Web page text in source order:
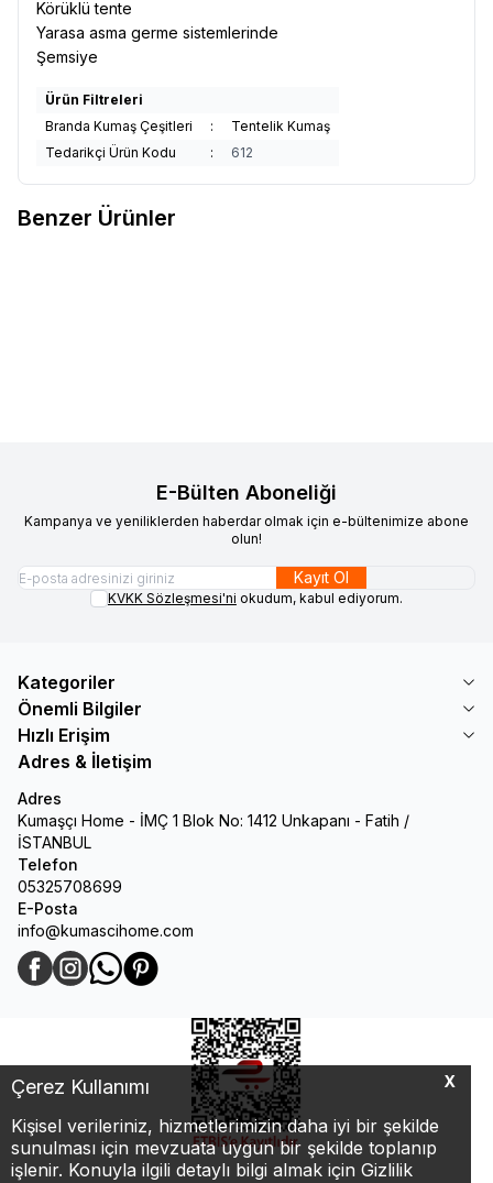
X
Çerez Kullanımı
Kişisel verileriniz, hizmetlerimizin daha iyi bir şekilde
sunulması için mevzuata uygun bir şekilde toplanıp
işlenir. Konuyla ilgili detaylı bilgi almak için Gizlilik
Körüklü tente
Yarasa asma germe sistemlerinde
Şemsiye
Ürün Filtreleri
Branda Kumaş Çeşitleri
:
Tentelik Kumaş
Tedarikçi Ürün Kodu
: 612
Benzer Ürünler
E-Bülten Aboneliği
Kampanya ve yeniliklerden haberdar olmak için e-bültenimize abone
olun!
Kayıt Ol
KVKK Sözleşmesi'ni okudum, kabul ediyorum.
Kategoriler
Önemli Bilgiler
Hızlı Erişim
Adres & İletişim
Adres
Kumaşçı Home - İMÇ 1 Blok No: 1412 Unkapanı - Fatih /
İSTANBUL
Telefon
05325708699
E-Posta
info@kumascihome.com
Facebook
InstagramWhatsApp
Pinterest